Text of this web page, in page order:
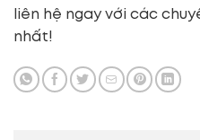
liên hệ ngay với các
nhất!